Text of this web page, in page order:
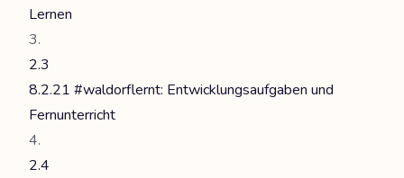
Lernen
2.3
8.2.21 #waldorflernt: Entwicklungsaufgaben und
Fernunterricht
2.4